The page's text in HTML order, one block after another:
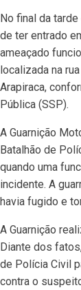
No final da
de ter entrado
ameaçado
localizada na
Arapiraca,
Pública (SSP).
A Guarnição
Batalhão de
quando uma
incidente. A
havia fugido e
A Guarnição
Diante dos
de Polícia Civil
contra o